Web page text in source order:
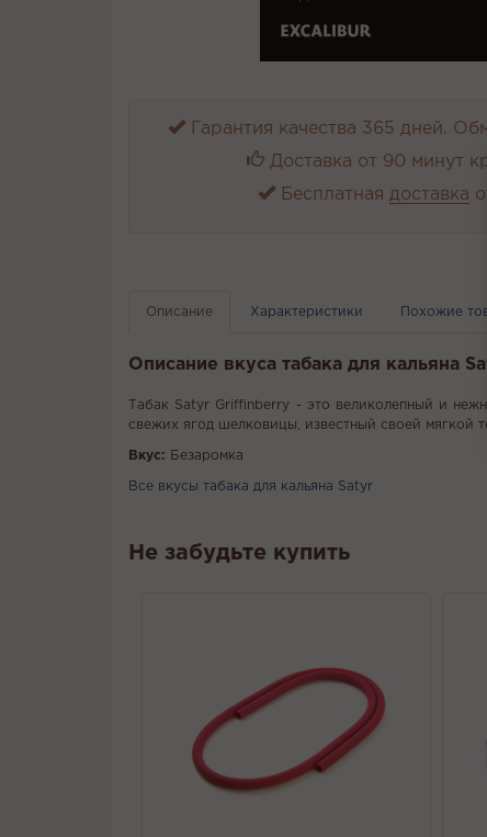
Гарантия качества 365 дней.
Доставка от 90 минут
Бесплатная доставка
Описание Характеристики Похожие
Описание вкуса табака для кальяна
Табак Satyr Griffinberry - это великолепный и
свежих ягод шелковицы, известный своей мягкой
Вкус: Безаромка
Все вкусы табака для кальяна Satyr
Не забудьте купить